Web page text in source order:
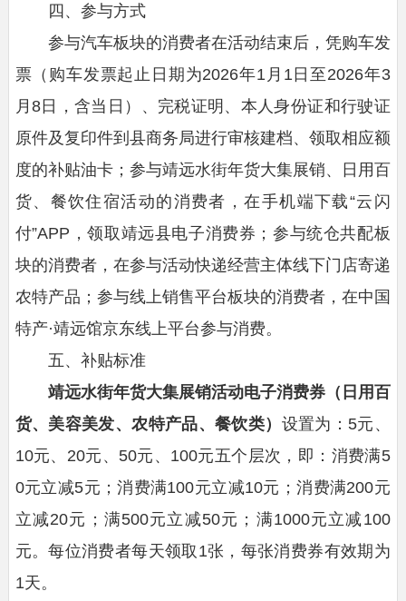
四、参与方式
参与汽车板块的消费者在活动结束后，凭购车发
票（购车发票起止日期为2026年1月1日至2026年3
月8日，含当日）、完税证明、本人身份证和行驶证
原件及复印件到县商务局进行审核建档、领取相应额
度的补贴油卡；参与靖远水街年货大集展销、日用百
货、餐饮住宿活动的消费者，在手机端下载“云闪
付”APP，领取靖远县电子消费券；参与统仓共配板
块的消费者，在参与活动快递经营主体线下门店寄递
农特产品；参与线上销售平台板块的消费者，在中国
特产·靖远馆京东线上平台参与消费。
五、补贴标准
靖远水街年货大集展销活动电子消费券（日用百
货、美容美发、农特产品、餐饮类） 设置为：5元、
10元、20元、50元、100元五个层次，即：消费满5
0元立减5元；消费满100元立减10元；消费满200元
立减20元；满500元立减50元；满1000元立减100
元。每位消费者每天领取1张，每张消费券有效期为
1天。